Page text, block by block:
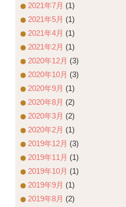
2021年7月 (1)
2021年5月 (1)
2021年4月 (1)
2021年2月 (1)
2020年12月 (3)
2020年10月 (3)
2020年9月 (1)
2020年8月 (2)
2020年3月 (2)
2020年2月 (1)
2019年12月 (3)
2019年11月 (1)
2019年10月 (1)
2019年9月 (1)
2019年8月 (2)